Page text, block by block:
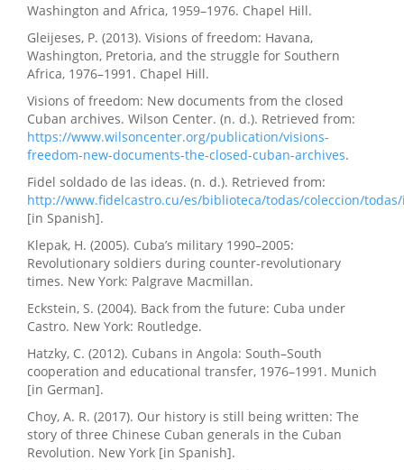
Washington and Africa, 1959–1976. Chapel Hill.
Gleijeses, P. (2013). Visions of freedom: Havana,
Washington, Pretoria, and the struggle for Southern
Africa, 1976–1991. Chapel Hill.
Visions of freedom: New documents from the closed
Cuban archives. Wilson Center. (n. d.). Retrieved from:
https://www.wilsoncenter.org/publication/visions-
freedom-new-documents-the-closed-cuban-archives.
Fidel soldado de las ideas. (n. d.). Retrieved from:
http://www.fidelcastro.cu/es/biblioteca/todas/coleccion/
[in Spanish].
Klepak, H. (2005). Cuba’s military 1990–2005:
Revolutionary soldiers during counter-revolutionary
times. New York: Palgrave Macmillan.
Eckstein, S. (2004). Back from the future: Cuba under
Castro. New York: Routledge.
Hatzky, C. (2012). Cubans in Angola: South–South
cooperation and educational transfer, 1976–1991. Munich
[in German].
Choy, A. R. (2017). Our history is still being written: The
story of three Chinese Cuban generals in the Cuban
Revolution. New York [in Spanish].